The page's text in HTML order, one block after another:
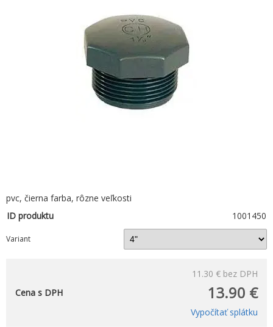
pvc, čierna farba, rôzne veľkosti
ID produktu
1001450
Variant
11.30 € bez DPH
13.90 €
Cena s DPH
Vypočítať splátku